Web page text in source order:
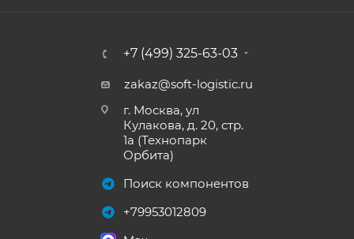
+7 (499) 325-63-03
zakaz@soft-logistic.ru
г. Москва, ул
Кулакова, д. 20, стр.
1а (Технопарк
Орбита)
Поиск компонентов
+79953012809